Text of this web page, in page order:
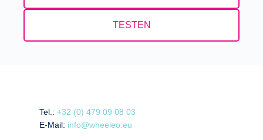
TESTEN
Tel.:+32 (0) 479 09 08 03
E-Mail: info@wheeleo.eu